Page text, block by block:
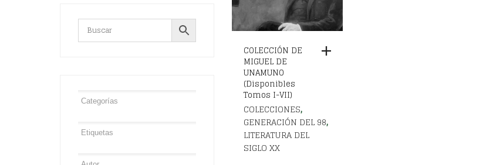
COLECCIÓN DE
MIGUEL DE
UNAMUNO
(Disponibles
Tomos I-VII)
COLECCIONES,
GENERACIÓN DEL 98,
LITERATURA DEL
SIGLO XX